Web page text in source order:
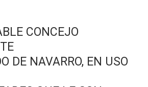
CONCEJO
DE NAVARRO, EN USO